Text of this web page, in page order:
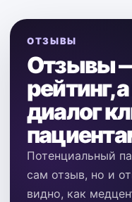
ОТЗЫВЫ
Отзывы —
рейтинг,
диалог
Потенциальный
сам отзыв, но и
видно, как